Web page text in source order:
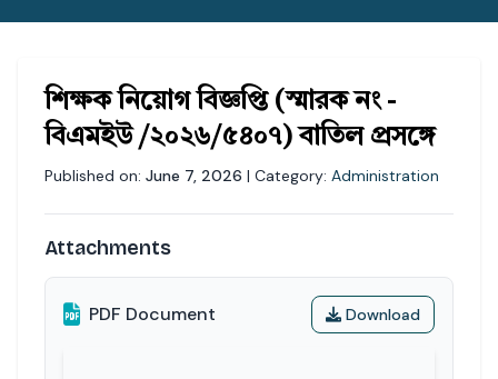
শিক্ষক নিয়োগ বিজ্ঞপ্তি (স্মারক নং -
বিএমইউ /২০২৬/৫৪০৭) বাতিল প্রসঙ্গে
Published on: June 7, 2026 | Category: Administration
Attachments
PDF Document Download